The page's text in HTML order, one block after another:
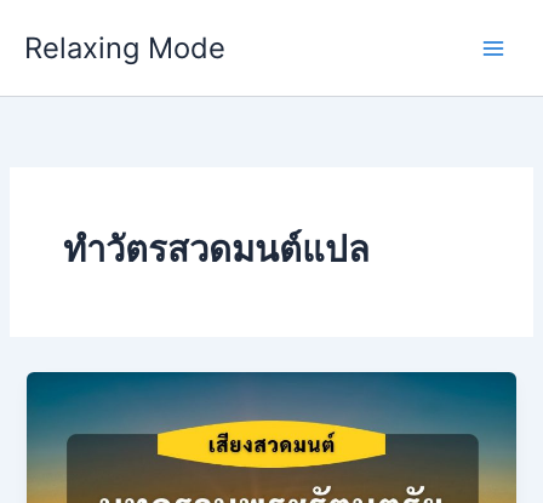
Relaxing Mode
ทำวัตรสวดมนต์แปล